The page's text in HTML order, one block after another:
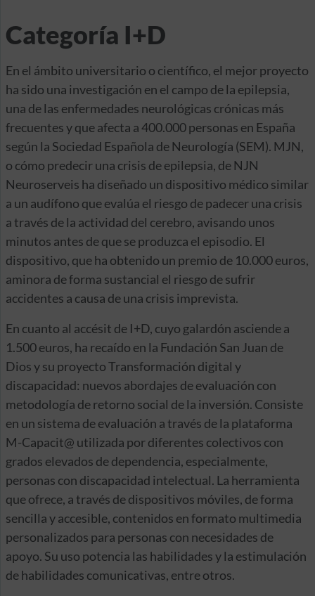
Categoría I+D
En el ámbito universitario o científico, el mejor proyecto
ha sido una investigación en el campo de la epilepsia,
una de las enfermedades neurológicas crónicas más
frecuentes y que afecta a 400.000 personas en España
según la Sociedad Española de Neurología (SEM). MJN,
o cómo predecir una crisis de epilepsia, de NJN
Neuroserveis ha diseñado un dispositivo médico similar
a un audífono que evalúa el riesgo de padecer una crisis
a través de la actividad del cerebro, avisando unos
minutos antes de que se produzca el episodio. El
dispositivo, que ha obtenido un premio de 10.000 euros,
aminora de forma sustancial el riesgo de sufrir
accidentes a causa de una crisis imprevista.
En cuanto al accésit de I+D, cuyo galardón asciende a
1.500 euros, ha recaído en la Fundación San Juan de
Dios y su proyecto Transformación digital y
discapacidad: nuevos abordajes de evaluación con
metodología de retorno social de la inversión. Consiste
en un sistema de evaluación a través de la plataforma
M-Capacit@ utilizada por diferentes colectivos con
grados elevados de dependencia, especialmente,
personas con discapacidad intelectual. La herramienta
que ofrece, a través de dispositivos móviles, de forma
sencilla y accesible, contenidos en formato multimedia
personalizados para personas con necesidades de
apoyo. Su uso potencia las habilidades y la estimulación
de habilidades comunicativas, entre otros.